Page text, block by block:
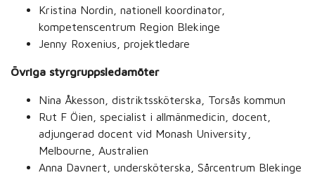
Kristina Nordin, nationell koordinator,
kompetenscentrum Region Blekinge
Jenny Roxenius, projektledare
Övriga styrgruppsledamöter
Nina Åkesson, distriktssköterska, Torsås kommun
Rut F Öien, specialist i allmänmedicin, docent,
adjungerad docent vid Monash University,
Melbourne, Australien
Anna Davnert, undersköterska, Sårcentrum Blekinge